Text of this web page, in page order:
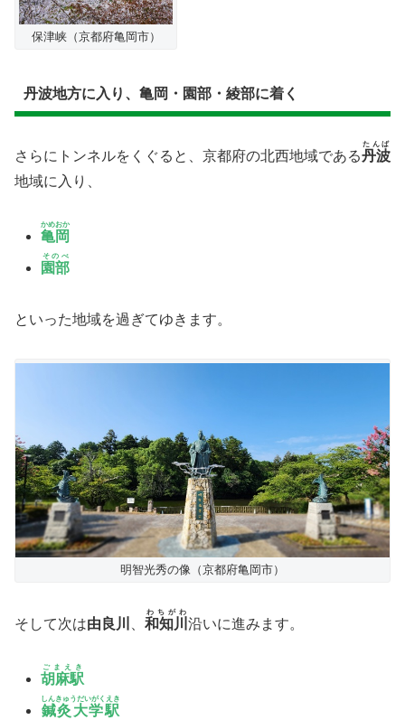
保津峡（京都府亀岡市）
丹波地方に入り、亀岡・園部・綾部に着く
さらにトンネルをくぐると、京都府の北西地域である丹波
たんば
地域に入り、
亀岡
かめおか
園部
そのべ
といった地域を過ぎてゆきます。
明智光秀の像（京都府亀岡市）
そして次は由良川 、 和知川
わちがわ
沿いに進みます。
胡麻駅
ごまえき
鍼灸大学駅
しんきゅうだいがくえき